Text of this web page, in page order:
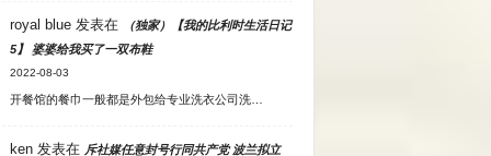
royal blue发表在
（独家）【我的比利时生活日记
5】 婆婆给我买了一双布鞋
2022-08-03
开餐馆的餐巾一般都是外包给专业洗衣公司洗…
ken发表在 斥社媒任意封号行同共产党 波兰拟立